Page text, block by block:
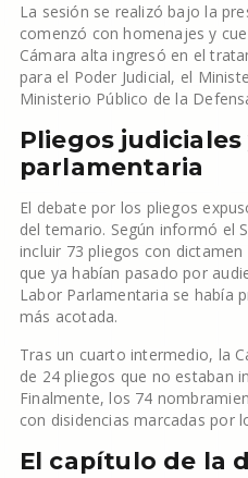
La sesión se realizó bajo la
comenzó con homenajes y
Cámara alta ingresó en el
para el Poder Judicial, el
Ministerio Público de la
Pliegos
parlamentaria
El debate por los pliegos
del temario. Según informó el
incluir 73 pliegos con
que ya habían pasado por
Labor Parlamentaria se había
más acotada.
Tras un cuarto intermedio, la
de 24 pliegos que no estaban
Finalmente, los 74
con disidencias marcadas por
El capítulo de la